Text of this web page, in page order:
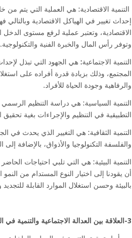
التنمية الاقتصادية: هي العملية التي يتم من
إحداث تغيير في الهياكل الاقتصادية
الاقتصادية، وتعتبر عملية لرفع مستوى
وتوفر رأس المال والخبرة الفنية والتكنولوجية.
التنمية الاجتماعية: هي الجهود التي تبذل
المجتمع، وذلك بزيادة قدرة أفراده على
والرفاهية وجودة الحياة للأفراد.
التنمية السياسية: هي دراسة التنظيم
التطبيقية في التنظيم والإجراءات بغية تحقيق
التنمية الثقافية: هي التغيير الذي يحدث في
والفلسفة التكنولوجيا والأذواق، بالإضافة
التنمية البيئية: هي التي تلبي احتياجات
أن يقودنا إلى اختيار النوع المستدام من
بالبيئة وحسن استغلال الموارد القابلة
3-العلاقة بين العدالة الاجتماعية والتنمية في المناطق الداخلية